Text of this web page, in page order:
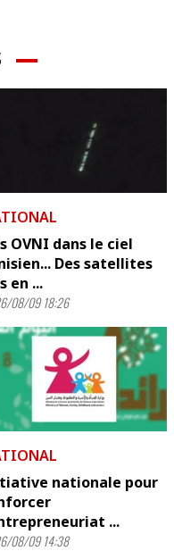
OVNI dans le ciel
Des satellites
en ...
08/09 18:26
nationale pour
...
08/09 14:38